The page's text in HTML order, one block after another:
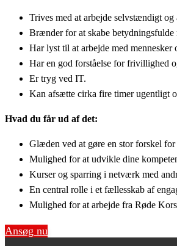
Trives med at arbejde selvstændigt og
Brænder for at skabe
Har lyst til at arbejde med
Har en god forståelse for frivillighed
Er tryg ved IT.
Kan afsætte cirka fire timer ugentligt
Hvad du får ud af det:
Glæden ved at gøre en stor forskel for
Mulighed for at udvikle dine
Kurser og sparring i netværk med
En central rolle i et fællesskab af
Mulighed for at arbejde fra Røde
Ansøg nu